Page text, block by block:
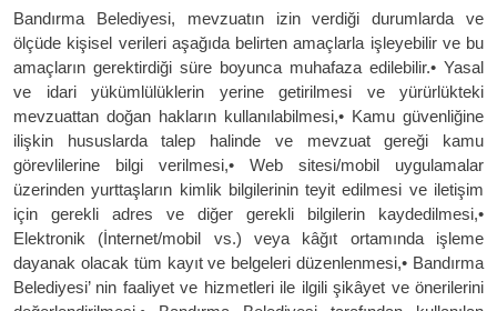
Bandırma Belediyesi, mevzuatın izin verdiği durumlarda ve
ölçüde kişisel verileri aşağıda belirten amaçlarla işleyebilir ve bu
amaçların gerektirdiği süre boyunca muhafaza edilebilir.• Yasal
ve idari yükümlülüklerin yerine getirilmesi ve yürürlükteki
mevzuattan doğan hakların kullanılabilmesi,• Kamu güvenliğine
ilişkin hususlarda talep halinde ve mevzuat gereği kamu
görevlilerine bilgi verilmesi,• Web sitesi/mobil uygulamalar
üzerinden yurttaşların kimlik bilgilerinin teyit edilmesi ve iletişim
için gerekli adres ve diğer gerekli bilgilerin kaydedilmesi,•
Elektronik (İnternet/mobil vs.) veya kâğıt ortamında işleme
dayanak olacak tüm kayıt ve belgeleri düzenlenmesi,• Bandırma
Belediyesi’ nin faaliyet ve hizmetleri ile ilgili şikâyet ve önerilerini